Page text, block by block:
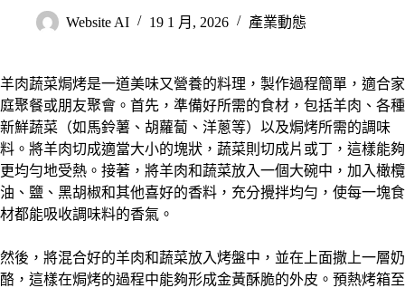
Website AI 19 1 月, 2026 產業動態
羊肉蔬菜焗烤是一道美味又營養的料理，製作過程簡單，適合家
庭聚餐或朋友聚會。首先，準備好所需的食材，包括羊肉、各種
新鮮蔬菜（如馬鈴薯、胡蘿蔔、洋蔥等）以及焗烤所需的調味
料。將羊肉切成適當大小的塊狀，蔬菜則切成片或丁，這樣能夠
更均勻地受熱。接著，將羊肉和蔬菜放入一個大碗中，加入橄欖
油、鹽、黑胡椒和其他喜好的香料，充分攪拌均勻，使每一塊食
材都能吸收調味料的香氣。
然後，將混合好的羊肉和蔬菜放入烤盤中，並在上面撒上一層奶
酪，這樣在焗烤的過程中能夠形成金黃酥脆的外皮。預熱烤箱至